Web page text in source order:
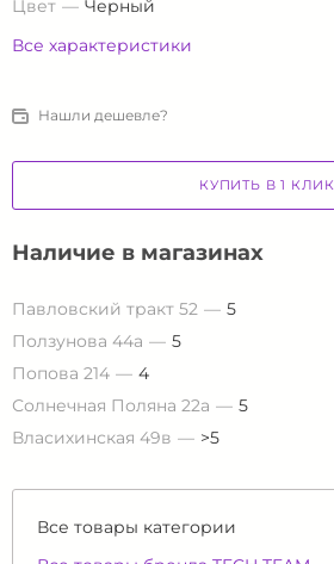
Цвет
Черный
Все характеристики
Нашли дешевле?
КУПИТЬ В 1 КЛИК
Наличие в магазинах
Павловский тракт 52
5
Ползунова 44а
5
Попова 214
4
Солнечная Поляна 22а
5
Власихинская 49в
>5
Все товары категории